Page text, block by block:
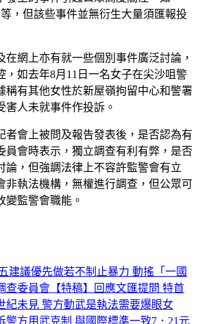
等，但該些事件並無衍生大量須匯報投
在網上亦有就一些個別事件廣泛討論，
，如去年8月11日一名女子在尖沙咀警
稱有其他女性於新屋嶺拘留中心和警署
害人未就事件作投訴。
者會上被問及報告發表後，是否認為有
員會時表示，獨立調查有利有弊，是否
論，但強調法律上不容許監警會有立
非執法機構，無權進行調查，但公眾可
變監警會職能。
建議優先做若不制止暴力 動搖「一國
查委員會 【特稿】回應文匯提問 特首
紀未見 警方動武是執法需要爆眼女
警方用武克制 與國際標準一致7．21元